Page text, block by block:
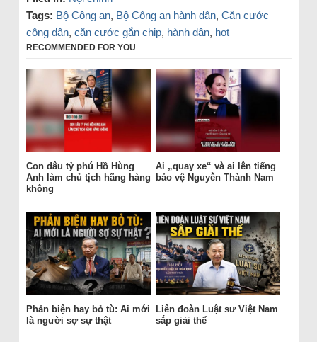
Tags: Bộ Công an, Bộ Công an hành dân, Căn cước
công dân, căn cước gắn chip, hành dân, hot
RECOMMENDED FOR YOU
Con dâu tỷ phú Hồ Hùng
Anh làm chủ tịch hãng hàng
không
Ai „quay xe“ và ai lên tiếng
bảo vệ Nguyễn Thành Nam
Phản biện hay bỏ tù: Ai mới
là người sợ sự thật
Liên đoàn Luật sư Việt Nam
sắp giải thể